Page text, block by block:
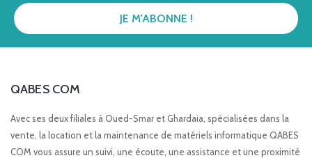
QABES COM
Avec ses deux filiales à Oued-Smar et Ghardaia, spécialisées dans la
vente, la location et la maintenance de matériels informatique QABES
COM vous assure un suivi, une écoute, une assistance et une proximité